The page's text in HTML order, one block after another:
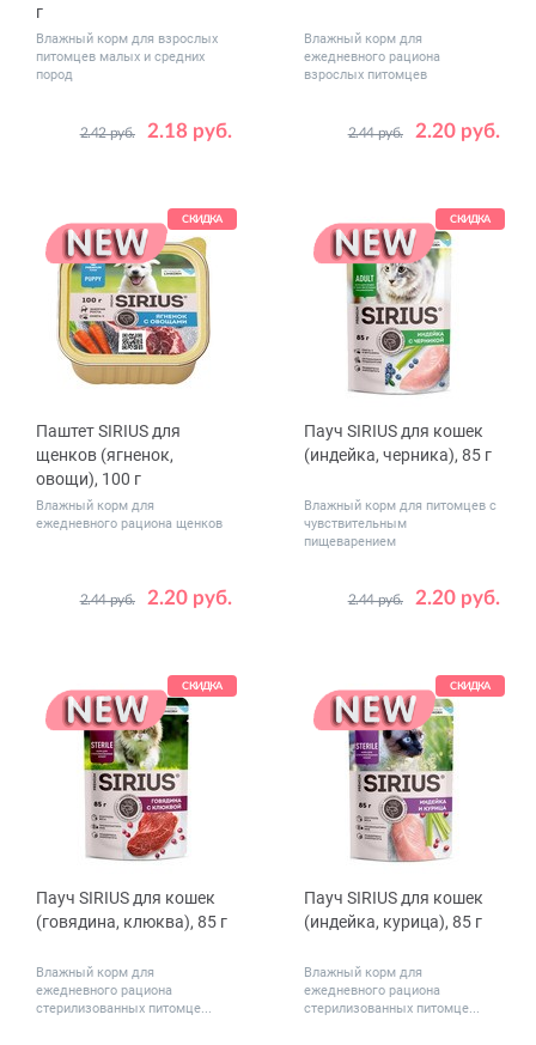
г
Влажный корм для взрослых
питомцев малых и средних
пород
2.18 руб.
2.42 руб.
Количество
1 20
Влажный корм для
ежедневного рациона
взрослых питомцев
2.20 руб.
2.44 руб.
Количество
1 24
СКИДКА
Паштет SIRIUS для
щенков (ягненок,
овощи), 100 г
Влажный корм для
ежедневного рациона щенков
2.20 руб.
2.44 руб.
Количество
1 20
СКИДКА
Пауч SIRIUS для кошек
(индейка, черника), 85 г
Влажный корм для питомцев с
чувствительным
пищеварением
2.20 руб.
2.44 руб.
Количество
1 24
СКИДКА
Пауч SIRIUS для кошек
(говядина, клюква), 85 г
Влажный корм для
ежедневного рациона
стерилизованных питомце...
СКИДКА
Пауч SIRIUS для кошек
(индейка, курица), 85 г
Влажный корм для
ежедневного рациона
стерилизованных питомце...